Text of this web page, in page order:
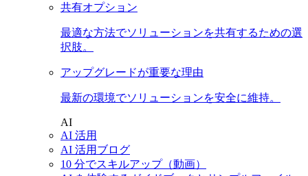
共有オプション
最適な方法でソリューションを共有するための選
択肢。
アップグレードが重要な理由
最新の環境でソリューションを安全に維持。
AI
AI 活用
AI 活用ブログ
10 分でスキルアップ（動画）